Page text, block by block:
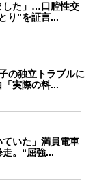
した」…口腔性交
り”を証言...
の独立トラブルに
実際の料...
ていた」満員電車
。“屈強...